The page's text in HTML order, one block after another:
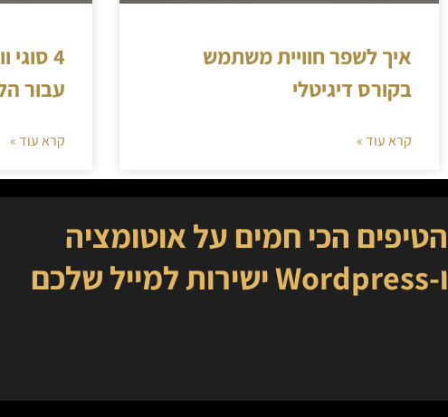
איך לשפר חוויית משתמש
בקורס דיגיטלי
קרא עוד »
4
עבור
קרא עוד »
הטיפים הכי חמים על אוטומציה
ו-Wordpress ישירות למייל שלכם